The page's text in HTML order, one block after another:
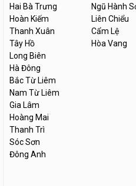
Hai Bà Trưng
Hoàn Kiếm
Thanh Xuân
Tây Hồ
Long Biên
Hà Đông
Bắc Từ Liêm
Nam Từ Liêm
Gia Lâm
Hoàng Mai
Thanh Trì
Sóc Sơn
Đông Anh
Ngũ Hành
Liên Chiểu
Cẩm Lệ
Hòa Vang